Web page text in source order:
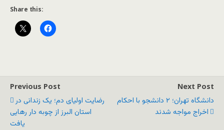
Share this:
Previous Post
رضایت اولیای دم؛ یک زندانی در
استان البرز از چوبه دار رهایی
یافت
Next Post
دانشگاه تهران؛ ۲ دانشجو با احکام
اخراج مواجه شدند